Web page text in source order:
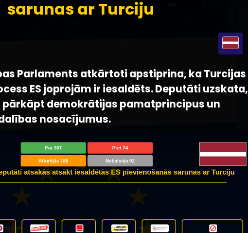
sarunas ar Turciju
Parlaments atkārtoti apstiprina, ka Turcijas
ES joprojām ir iesaldēts. Deputāti uzskata,
pārkāpt demokrātijas pamatprincipus un
nosacījumus.